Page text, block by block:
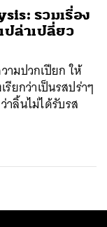
รวมเรื่อง
ปล่าเปลี่ยว
มปวกเปียก ให้
ยกว่าเป็นรสปร่าๆ
ลิ้นไม่ได้รับรส